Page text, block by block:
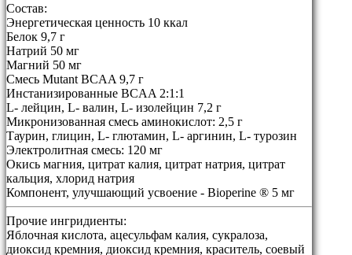
Состав:
Энергетическая ценность 10 ккал
Белок 9,7 г
Натрий 50 мг
Магний 50 мг
Смесь Mutant BCAA 9,7 г
Инстанизированные BCAA 2:1:1
L- лейцин, L- валин, L- изолейцин 7,2 г
Микронизованная смесь аминокислот: 2,5 г
Таурин, глицин, L- глютамин, L- аргинин, L- турозин
Электролитная смесь: 120 мг
Окись магния, цитрат калия, цитрат натрия, цитрат
кальция, хлорид натрия
Компонент, улучшающий усвоение - Bioperine ® 5 мг
Прочие ингридиенты:
Яблочная кислота, ацесульфам калия, сукралоза,
диоксид кремния, диоксид кремния, краситель, соевый